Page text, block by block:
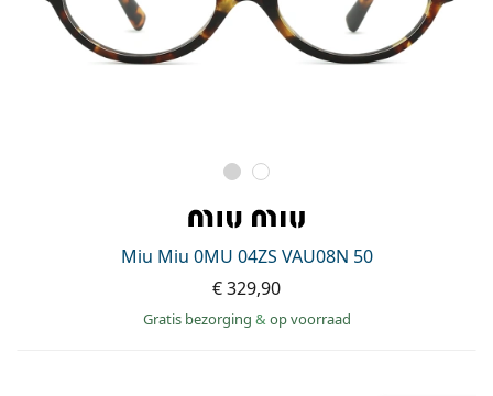
Miu Miu 0MU 04ZS VAU08N 50
€ 329,90
Gratis bezorging & op voorraad